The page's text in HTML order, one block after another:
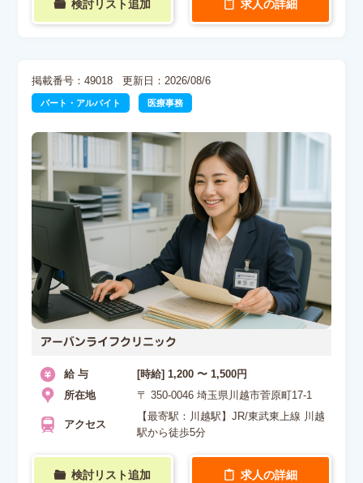
検討リスト追加 求人の詳細
掲載番号：49018 更新日：2026/08/6
パート・アルバイト 医療事務
アーバンライフクリニック
給 与
[時給] 1,200 〜 1,500円
所在地
〒 350-0046 埼玉県川越市菅原町17-1
アクセス
【最寄駅：川越駅】JR/東武東上線 川越
駅から徒歩5分
検討リスト追加 求人の詳細